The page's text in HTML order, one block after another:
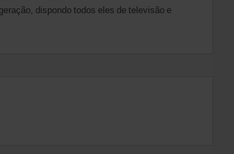
dispondo todos eles de televisão e